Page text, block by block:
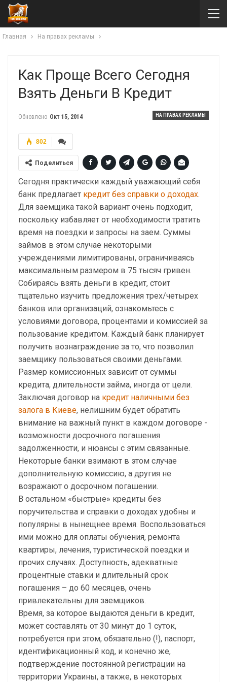
Главная На правах рекламы
Как Проще Всего Сегодня
Взять Деньги В Кредит
НА ПРАВАХ РЕКЛАМЫ
Обновлено Окт 15, 2014
802
Поделиться
Сегодня практически каждый уважающий себя
банк предлагает кредит без справки о доходах.
Для заемщика такой вариант очень подходит,
поскольку избавляет от необходимости тратить
время на поездки и запросы на заем. Суммы
займов в этом случае некоторыми
учреждениями лимитированы, ограничиваясь
максимальным размером в 75 тысяч гривен.
Собираясь взять деньги в кредит, стоит
тщательно изучить предложения трех/четырех
банков или организаций, ознакомьтесь с
условиями договора, процентами и комиссией за
пользование кредитом. Каждый банк планирует
получить вознаграждение за то, что позволил
заемщику пользоваться своими деньгами.
Размер комиссионных зависит от суммы
кредита, длительности займа, иногда от цели.
Заключая договор на кредит наличными без
залога в Киеве, нелишним будет обратить
внимание на важный пункт в каждом договоре -
возможности досрочного погашения
задолженности, и нюансы с этим связанные.
Некоторые банки взимают в этом случае
дополнительную комиссию, а другия не
возражают о досрочном погашении.
В остальном «быстрые» кредиты без
поручительства и справки о доходах удобны и
популярны в нынещнее время. Воспользоваться
ими можно для оплаты обучения, ремонта
квартиры, лечения, туристической поездки и
прочих случаях. Доступность, адекватные
процентные ставки и длительный срок
погашения – до 60 месяцев, очень
привлекательны для заемщиков.
Время, за которое выдаются деньги в кредит,
может составлять от 30 минут до 1 суток,
потребуется при этом, обязательно (!), паспорт,
идентификационный код, и конечно же,
подтверждение постоянной регистрации на
территории Украины, а также, в некоторых